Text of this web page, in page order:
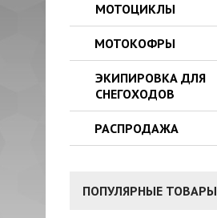
МОТОЦИКЛЫ
МОТОКОФРЫ
ЭКИПИРОВКА ДЛЯ
СНЕГОХОДОВ
РАСПРОДАЖА
ПОПУЛЯРНЫЕ ТОВАРЫ